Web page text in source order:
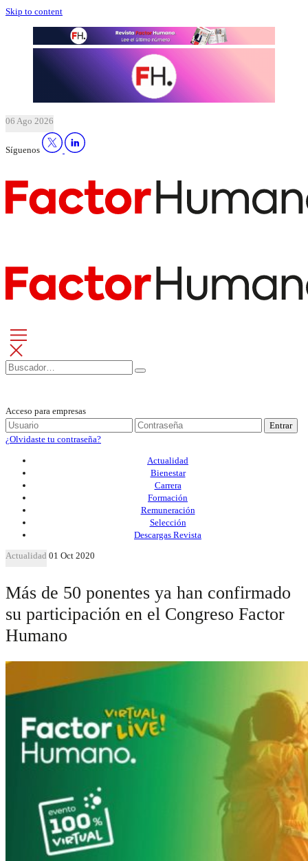
Skip to content
06 Ago 2026
Síguenos
Acceso para empresas
Entrar
¿Olvidaste tu contraseña?
Actualidad
Bienestar
Carrera
Formación
Remuneración
Selección
Descargas Revista
Actualidad 01 Oct 2020
Más de 50 ponentes ya han confirmado
su participación en el Congreso Factor
Humano